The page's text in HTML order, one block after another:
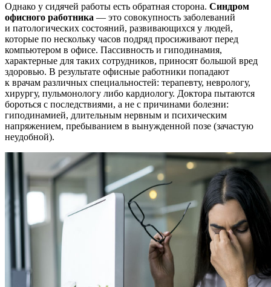
Однако у сидячей работы есть обратная сторона. Синдром
офисного работника — это совокупность заболеваний
и патологических состояний, развивающихся у людей,
которые по нескольку часов подряд просиживают перед
компьютером в офисе. Пассивность и гиподинамия,
характерные для таких сотрудников, приносят большой вред
здоровью. В результате офисные работники попадают
к врачам различных специальностей: терапевту, неврологу,
хирургу, пульмонологу либо кардиологу. Доктора пытаются
бороться с последствиями, а не с причинами болезни:
гиподинамией, длительным нервным и психическим
напряжением, пребыванием в вынужденной позе (зачастую
неудобной).